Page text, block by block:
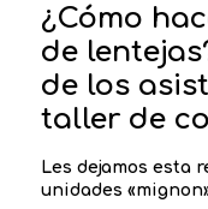
¿Cómo
de
de los
taller de
Les dejamos esta
unidades